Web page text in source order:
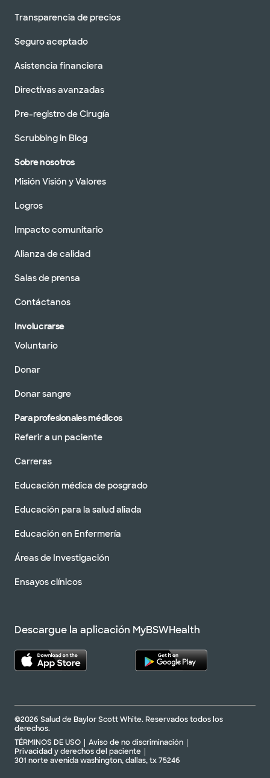
Transparencia de precios
Seguro aceptado
Asistencia financiera
Directivas avanzadas
Pre-registro de Cirugía
Scrubbing in Blog
Sobre nosotros
Misión Visión y Valores
Logros
Impacto comunitario
Alianza de calidad
Salas de prensa
Contáctanos
Involucrarse
Voluntario
Donar
Donar sangre
Para profesionales médicos
Referir a un paciente
Carreras
Educación médica de posgrado
Educación para la salud aliada
Educación en Enfermería
Áreas de Investigación
Ensayos clínicos
Descargue la aplicación MyBSWHealth
©2026 Salud de Baylor Scott White. Reservados todos los
derechos.
TÉRMINOS DE USO
Aviso de no discriminación
Privacidad y derechos del paciente
301 norte avenida washington, dallas, tx 75246